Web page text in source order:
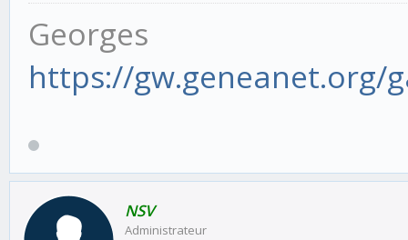
Georges
https://gw.geneanet.org/
NSV
Administrateur